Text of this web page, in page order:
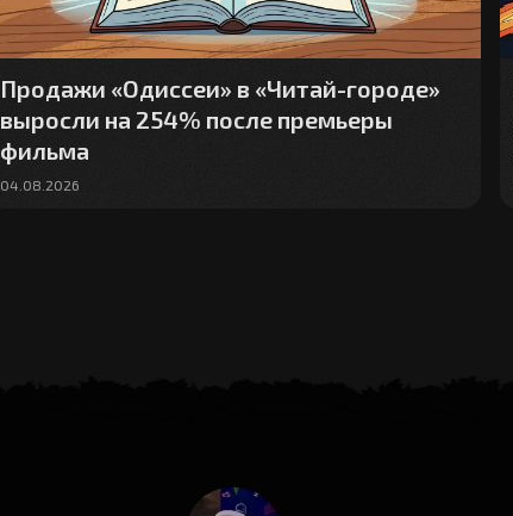
Продажи «Одиссеи» в «Читай-городе»
выросли на 254% после премьеры
фильма
04.08.2026